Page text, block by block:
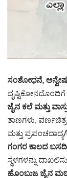
ಸಂಶೋಧನೆ,
ದೃಷ್ಟಿಕೋನದೊಂದಿಗೆ
ಜೈನ ಕಲೆ ಮತ್ತು
ತಾಣಗಳು,
ಮತ್ತು
ಗಂಗರ ಕಾಲದ
ಸ್ಥಳಗಳನ್ನು
ಹೊಂಬುಜ ಜೈನ